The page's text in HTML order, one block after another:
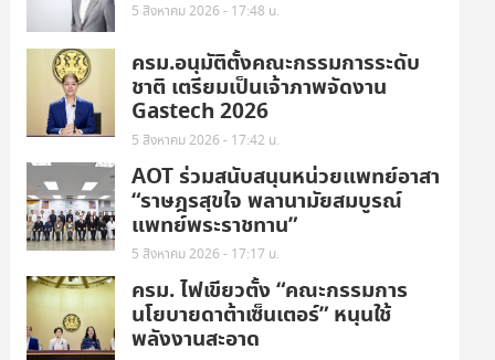
5 สิงหาคม 2026 - 17:48 น.
ครม.อนุมัติตั้งคณะกรรมการระดับ
ชาติ เตรียมเป็นเจ้าภาพจัดงาน
Gastech 2026
5 สิงหาคม 2026 - 17:42 น.
AOT ร่วมสนับสนุนหน่วยแพทย์อาสา
“ราษฎรสุขใจ พลานามัยสมบูรณ์
แพทย์พระราชทาน”
5 สิงหาคม 2026 - 17:17 น.
ครม. ไฟเขียวตั้ง “คณะกรรมการ
นโยบายดาต้าเซ็นเตอร์” หนุนใช้
พลังงานสะอาด